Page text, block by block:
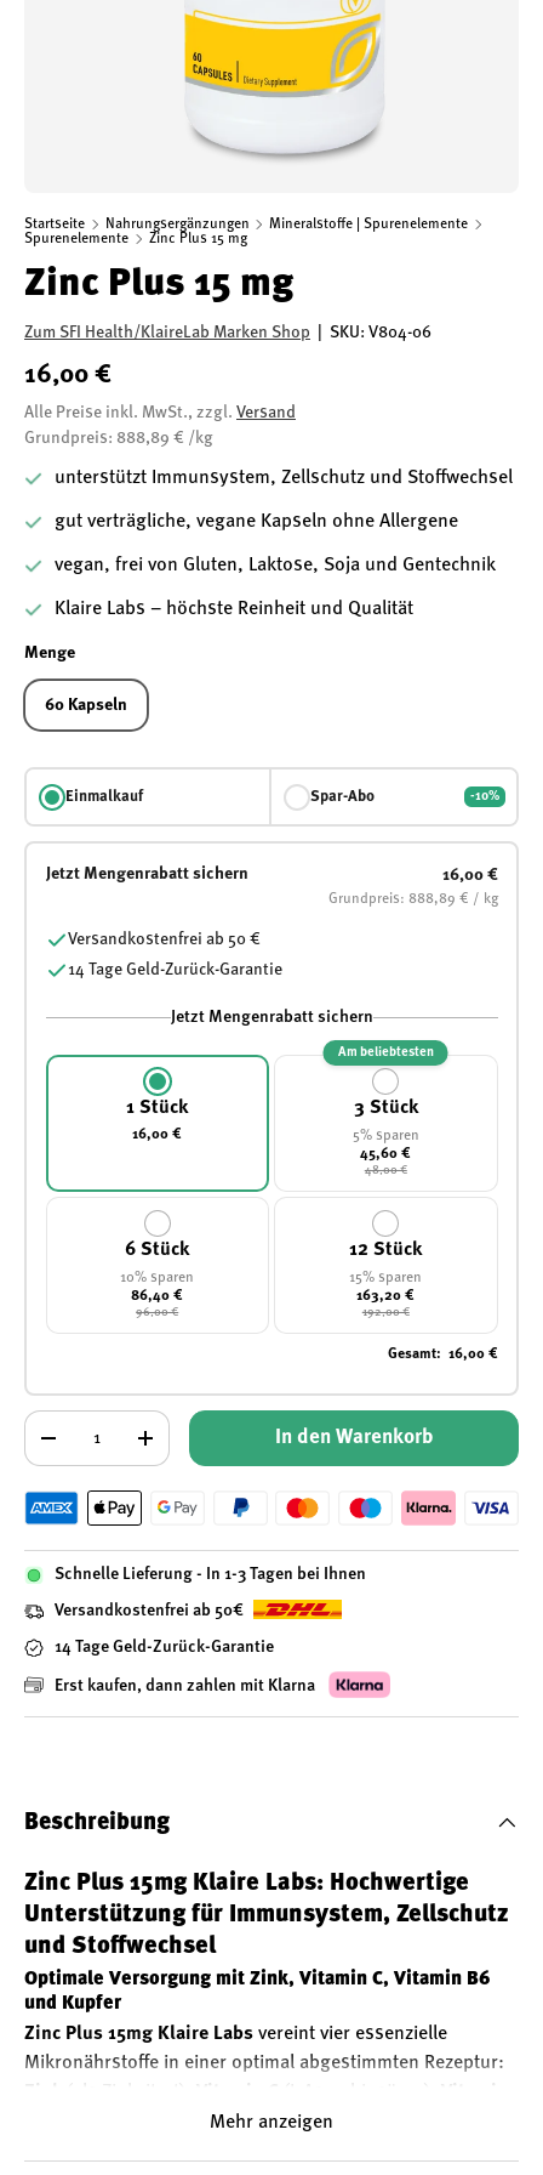
Startseite Nahrungsergänzungen
Mineralstoffe | Spurenelemente
Spurenelemente
Zinc Plus 15 mg
Zinc Plus 15 mg
Zum SFI Health/KlaireLab Marken Shop SKU: V804-06
16,00 €
Alle Preise inkl. MwSt., zzgl. Versand
Grundpreis: 888,89 € /kg
unterstützt Immunsystem, Zellschutz und Stoffwechsel
gut verträgliche, vegane Kapseln ohne Allergene
vegan, frei von Gluten, Laktose, Soja und Gentechnik
Klaire Labs – höchste Reinheit und Qualität
Menge
60 Kapseln
Einmalkauf Spar-Abo -10%
Jetzt Mengenrabatt sichern 16,00 €
Grundpreis: 888,89 € / kg
Versandkostenfrei ab 50 €
14 Tage Geld-Zurück-Garantie
Jetzt Mengenrabatt sichern
1 Stück
16,00 €
3 Stück
5% sparen
Am beliebtesten
45,60 €
48,00 €
6 Stück
10% sparen
86,40 €
96,00 €
12 Stück
15% sparen
163,20 €
192,00 €
Gesamt: 16,00 €
Anzahl
+ In den Warenkorb
Schnelle Lieferung - In 1-3 Tagen bei Ihnen
Versandkostenfrei ab 50€
14 Tage Geld-Zurück-Garantie
Erst kaufen, dann zahlen mit Klarna
Beschreibung
Zinc Plus 15mg Klaire Labs: Hochwertige
Unterstützung für Immunsystem, Zellschutz
und Stoffwechsel
Optimale Versorgung mit Zink, Vitamin C, Vitamin B6
und Kupfer
Zinc Plus 15mg Klaire Labs vereint vier essenzielle
Mikronährstoffe in einer optimal abgestimmten Rezeptur:
(Pyridoxinhydrochlorid) undKupfer
Mehr anzeigen